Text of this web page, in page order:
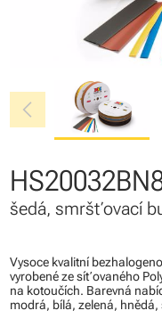
chevron_left
šedá, smršťovací
Vysoce kvalitní
vyrobené ze síťovaného
na kotoučích. Barevná
modrá, bílá, zelená,